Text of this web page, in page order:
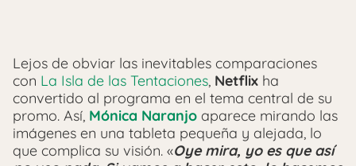
Lejos de obviar las inevitables comparaciones
con La Isla de las Tentaciones, Netflix ha
convertido al programa en el tema central de su
promo. Así, Mónica Naranjo aparece mirando las
imágenes en una tableta pequeña y alejada, lo
que complica su visión. «Oye mira, yo es que así